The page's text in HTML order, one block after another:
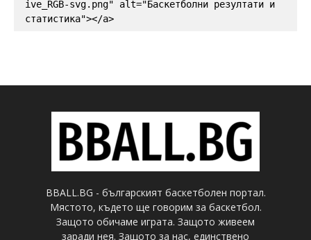
ive_RGB-svg.png" alt="Баскетболни резултати и
статистика"></a>
BBALL.BG - българският баскетболен портал.
Мястото, където ще говорим за баскетбол.
Защото обичаме играта. Защото живеем
заради нея. Защото за нас, единствено